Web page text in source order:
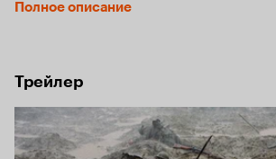
превратилось в мешанину из воды и
Полное описание
Трейлер